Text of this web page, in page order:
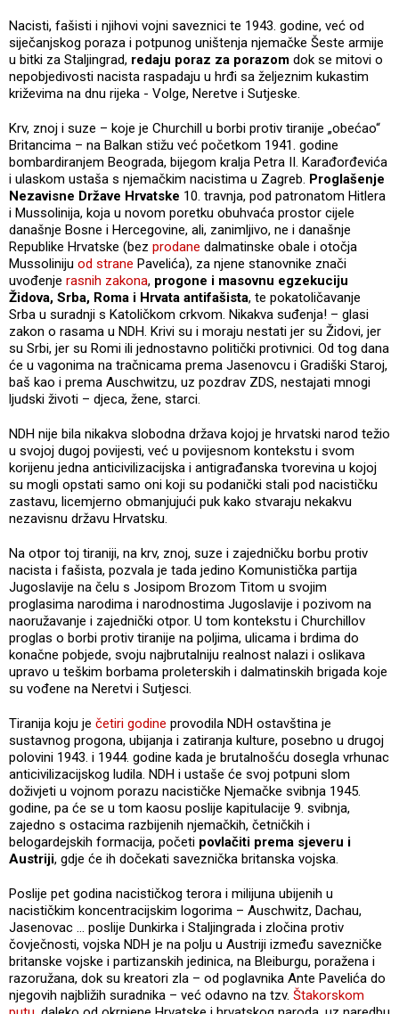
Nacisti, fašisti i njihovi vojni saveznici te 1943. godine, već od
siječanjskog poraza i potpunog uništenja njemačke Šeste armije
u bitki za Staljingrad, redaju poraz za porazom dok se mitovi o
nepobjedivosti nacista raspadaju u hrđi sa željeznim kukastim
križevima na dnu rijeka - Volge, Neretve i Sutjeske.
Krv, znoj i suze – koje je Churchill u borbi protiv tiranije „obećao“
Britancima – na Balkan stižu već početkom 1941. godine
bombardiranjem Beograda, bijegom kralja Petra II. Karađorđevića
i ulaskom ustaša s njemačkim nacistima u Zagreb. Proglašenje
Nezavisne Države Hrvatske 10. travnja, pod patronatom Hitlera
i Mussolinija, koja u novom poretku obuhvaća prostor cijele
današnje Bosne i Hercegovine, ali, zanimljivo, ne i današnje
Republike Hrvatske (bez prodane dalmatinske obale i otočja
Mussoliniju od strane Pavelića), za njene stanovnike znači
uvođenje rasnih zakona, progone i masovnu egzekuciju
Židova, Srba, Roma i Hrvata antifašista, te pokatoličavanje
Srba u suradnji s Katoličkom crkvom. Nikakva suđenja! – glasi
zakon o rasama u NDH. Krivi su i moraju nestati jer su Židovi, jer
su Srbi, jer su Romi ili jednostavno politički protivnici. Od tog dana
će u vagonima na tračnicama prema Jasenovcu i Gradiški Staroj,
baš kao i prema Auschwitzu, uz pozdrav ZDS, nestajati mnogi
ljudski životi – djeca, žene, starci.
NDH nije bila nikakva slobodna država kojoj je hrvatski narod težio
u svojoj dugoj povijesti, već u povijesnom kontekstu i svom
korijenu jedna anticivilizacijska i antigrađanska tvorevina u kojoj
su mogli opstati samo oni koji su podanički stali pod nacističku
zastavu, licemjerno obmanjujući puk kako stvaraju nekakvu
nezavisnu državu Hrvatsku.
Na otpor toj tiraniji, na krv, znoj, suze i zajedničku borbu protiv
nacista i fašista, pozvala je tada jedino Komunistička partija
Jugoslavije na čelu s Josipom Brozom Titom u svojim
proglasima narodima i narodnostima Jugoslavije i pozivom na
naoružavanje i zajednički otpor. U tom kontekstu i Churchillov
proglas o borbi protiv tiranije na poljima, ulicama i brdima do
konačne pobjede, svoju najbrutalniju realnost nalazi i oslikava
upravo u teškim borbama proleterskih i dalmatinskih brigada koje
su vođene na Neretvi i Sutjesci.
Tiranija koju je četiri godine provodila NDH ostavština je
sustavnog progona, ubijanja i zatiranja kulture, posebno u drugoj
polovini 1943. i 1944. godine kada je brutalnošću dosegla vrhunac
anticivilizacijskog ludila. NDH i ustaše će svoj potpuni slom
doživjeti u vojnom porazu nacističke Njemačke svibnja 1945.
godine, pa će se u tom kaosu poslije kapitulacije 9. svibnja,
zajedno s ostacima razbijenih njemačkih, četničkih i
belogardejskih formacija, početi povlačiti prema sjeveru i
Austriji, gdje će ih dočekati saveznička britanska vojska.
Poslije pet godina nacističkog terora i milijuna ubijenih u
nacističkim koncentracijskim logorima – Auschwitz, Dachau,
Jasenovac … poslije Dunkirka i Staljingrada i zločina protiv
čovječnosti, vojska NDH je na polju u Austriji između savezničke
britanske vojske i partizanskih jedinica, na Bleiburgu, poražena i
razoružana, dok su kreatori zla – od poglavnika Ante Pavelića do
njegovih najbližih suradnika – već odavno na tzv. Štakorskom